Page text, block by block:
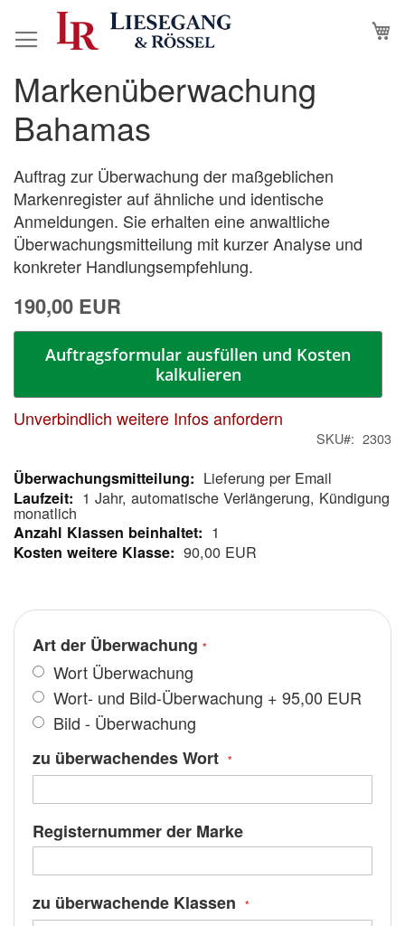
zum
Markenüberwachung
Bahamas
Auftrag zur Überwachung der maßgeblichen
Markenregister auf ähnliche und identische
Anmeldungen. Sie erhalten eine anwaltliche
Überwachungsmitteilung mit kurzer Analyse und
konkreter Handlungsempfehlung.
190,00 EUR
Auftragsformular ausfüllen und Kosten
kalkulieren
Unverbindlich weitere Infos anfordern
SKU 2303
Mehr
Informationen
Lieferung per Email
1 Jahr, automatische Verlängerung, Kündigung
monatlich
1
90,00 EUR
Zum
Ende
der
Bildergalerie
springen
Zum
Anfang
der
Bildergalerie
springen
Art der Überwachung
Wort Überwachung
Wort- und Bild-Überwachung + 95,00 EUR
Bild - Überwachung
zu überwachendes Wort
Registernummer der Marke
zu überwachende Klassen